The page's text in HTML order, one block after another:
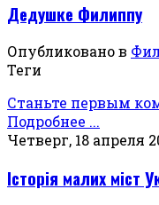
Дедушке Филиппу
Опубликовано в
Теги
Станьте первым
Подробнее ...
Четверг, 18 апреля
Історія малих міст